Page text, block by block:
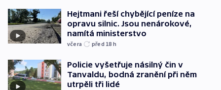
Hejtmani řeší chybějící peníze na
opravu silnic. Jsou nenárokové,
namítá ministerstvo
včera před 18 h
Policie vyšetřuje násilný čin v
Tanvaldu, bodná zranění při něm
utrpěli tři lidé